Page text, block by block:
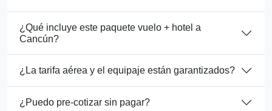
¿Qué incluye este paquete vuelo + hotel a
Cancún?
¿La tarifa aérea y el equipaje están garantizados?
¿Puedo pre-cotizar sin pagar?